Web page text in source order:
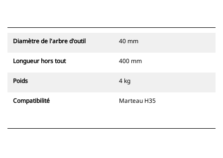
Diamètre de l'arbre d'outil 40 mm
Longueur hors tout 400 mm
Poids 4 kg
Compatibilité Marteau H35